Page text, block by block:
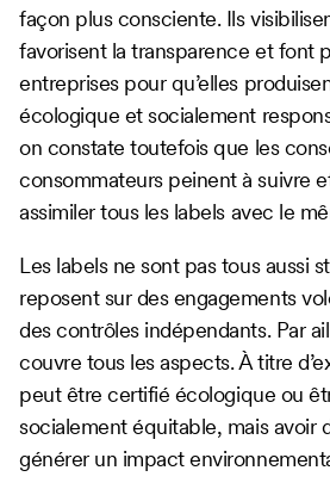
façon plus consciente. Ils
favorisent la transparence et font
entreprises pour qu’elles
écologique et socialement
on constate toutefois que les
consommateurs peinent à suivre
assimiler tous les labels avec le
Les labels ne sont pas tous aussi
reposent sur des engagements
des contrôles indépendants. Par
couvre tous les aspects. À titre
peut être certifié écologique ou
socialement équitable, mais avoir
générer un impact